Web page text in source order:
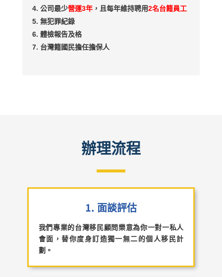
公司最少營運3年，且每年維持聘用2名台籍員工
無犯罪紀錄
體檢報告及格
台灣籍國民擔任擔保人
辦理流程
1. 面談評估
我們專業的台灣移民顧問樂意為你一對一私人
會面，替你度身訂造獨一無二的個人移民計
劃。